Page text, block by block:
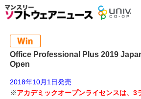
Office Professional Plus 2019
Open
2018年10月1日発売
※アカデミックオープンライセンスは、3